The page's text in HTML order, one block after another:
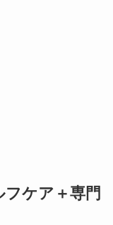
ケア＋専門